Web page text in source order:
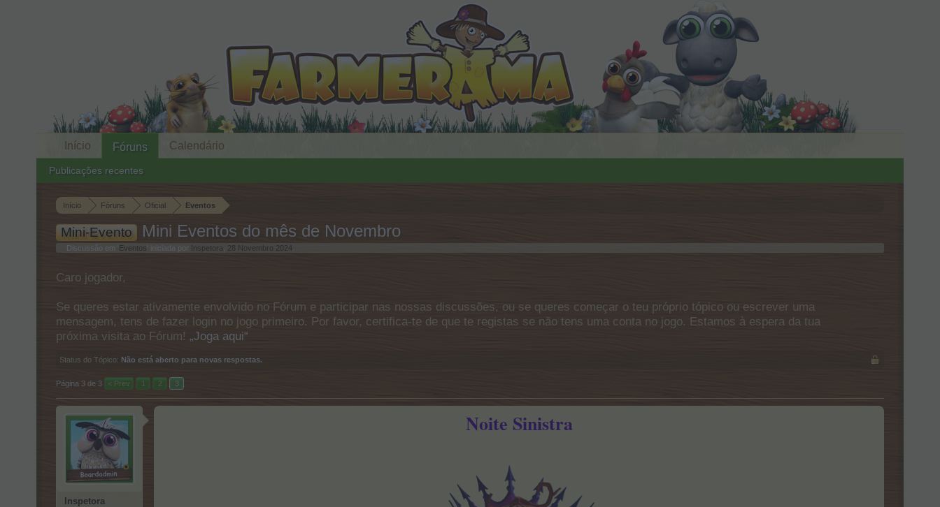
Início Fóruns Oficial Eventos
Mini-Evento Mini Eventos do mês de Novembro
Discussão em ' Eventos ' iniciada por Inspetora 28 Novembro 2024
Caro jogador,
Se queres estar ativamente envolvido no Fórum e participar nas nossas discussões, ou se queres começar o teu próprio tópico ou escrever uma
mensagem, tens de fazer login no jogo primeiro. Por favor, certifica-te de que te registas se não tens uma conta no jogo. Estamos à espera da tua
próxima visita ao Fórum! „Joga aqui“
Status do Tópico: Não está aberto para novas respostas.
Página 3 de 3 < Prev 1 2 3
Inspetora
Noite Sinistra
Início Fóruns
Publicações recentes
Calendário